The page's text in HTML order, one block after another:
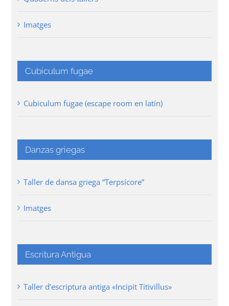
Imatges
Cubiculum fugae
Cubiculum fugae (escape room en latín)
Danzas griegas
Taller de dansa griega “Terpsícore”
Imatges
Escritura Antigua
Taller d’escriptura antiga «Incipit Titivillus»